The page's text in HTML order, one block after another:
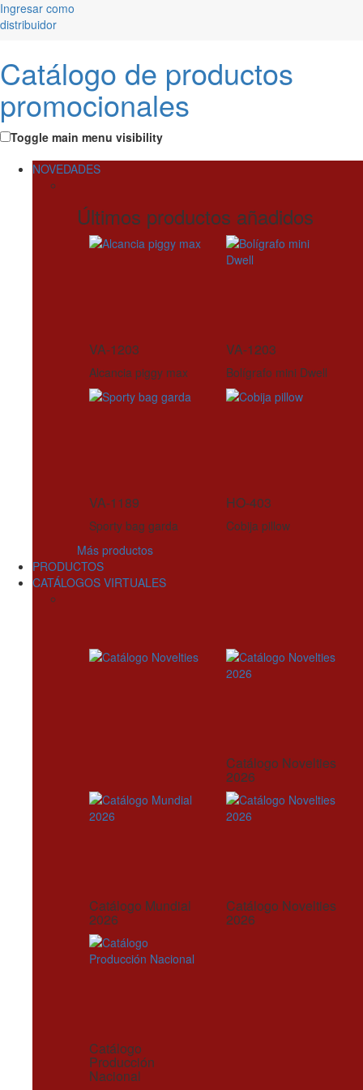
Ingresar como
distribuidor
Catálogo de productos
promocionales
Toggle main menu visibility
NOVEDADES
Últimos productos añadidos
VA-1203
Alcancia piggy max
VA-1203
Bolígrafo mini Dwell
VA-1189
Sporty bag garda
HO-403
Cobija pillow
Más productos
PRODUCTOS
CATÁLOGOS VIRTUALES
Catálogo Novelties
2026
Catálogo Mundial
2026
Catálogo Novelties
2026
Catálogo
Producción
Nacional